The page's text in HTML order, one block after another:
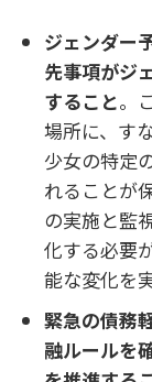
ジェンダー
先事項がジ
すること。
場所に、す
少女の特定
れることが
の実施と監
化する必要
能な変化を
緊急の債務
融ルールを